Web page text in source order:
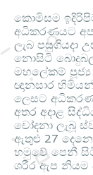
කොමිසම
අධිකරණයට
ලැබ පසුගියදා
නොසිටි
මහලේකම්
ඥානසාර
ලෙසට
අතර අදාළ
චෝදනා ලැබූ
ඇතුළු 27
හමුවේ පෙනී
ශරීර ඇප නියම